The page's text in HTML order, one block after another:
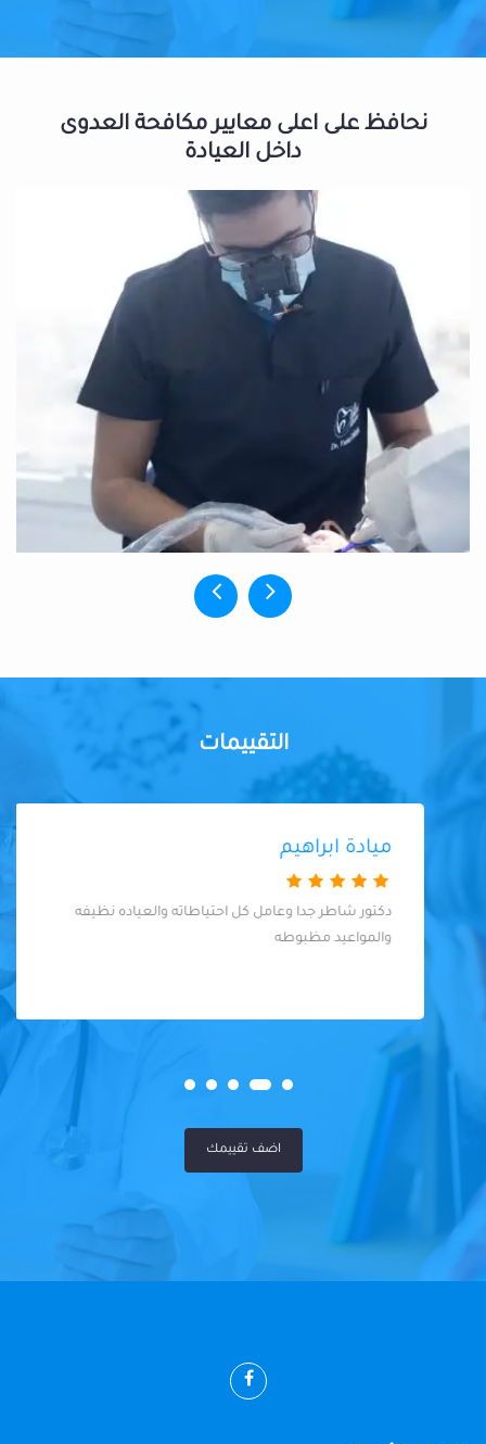
نحافظ على اعلى معايير مكافحة العدوى
داخل العيادة
التقييمات
ميادة ابراهيم
دكتور شاطر جدا وعامل كل احتياطاته والعياده نظيفه
والمواعيد مظبوطه
اضف تقييمك